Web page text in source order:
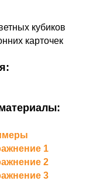
кубиков
карточек
1
2
3